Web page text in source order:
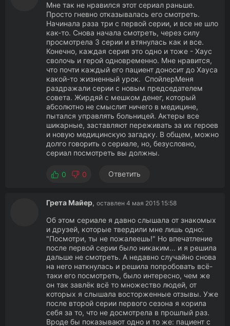
Мне так не нравился этот сериал раньше.
Просто гневно отказывалась его смотреть.
Начинала раза три с первой серии, и все не шло
как-то. Снова начала смотреть, через силу
просмотрела 3 серии и втянулась как и все.
Конечно, каждая серия это одно и тоже - Хаус
сволочь и герой одновременно. Мне нравится,
что почти каждый его пациент доносит до Хауса
какой-то жизненный урок. СпойлерМеня
раздражали серии с новым председателем
совета. Жирдяй с мешком денег, который
абсолютно не смыслит ничего в медицине,
пытался управлять больницей. Актеры все
шикарные, заставляют переживать за их героев
и новую медицинскую загадку. В общем, можно
долго говорить о сериале, но, безусловно,
сериал посмотреть вы должны.
0 0 Ответить
Грета Майер, оставлен 4 мая 2015 15:58
Об этом сериале я давно слышала от знакомых
и друзей, которые твердили мне лишь одно:
"Посмотри, ты не пожалеешь!" Но впечатление
после первой серии было никаким... и я решила
дальше не смотреть. А недавно случайно снова
на него наткнулась и решила попробовать всё-
таки его посмотреть, было интересно, чем же
он так завлёк всё то множество людей, от
которых я слышала восторженные отзывы. Уже
после второй серии первого сезона я корила
себя за то, что не досмотрела в прошлый раз.
Вроде бы показывают одно и то же: пациент с